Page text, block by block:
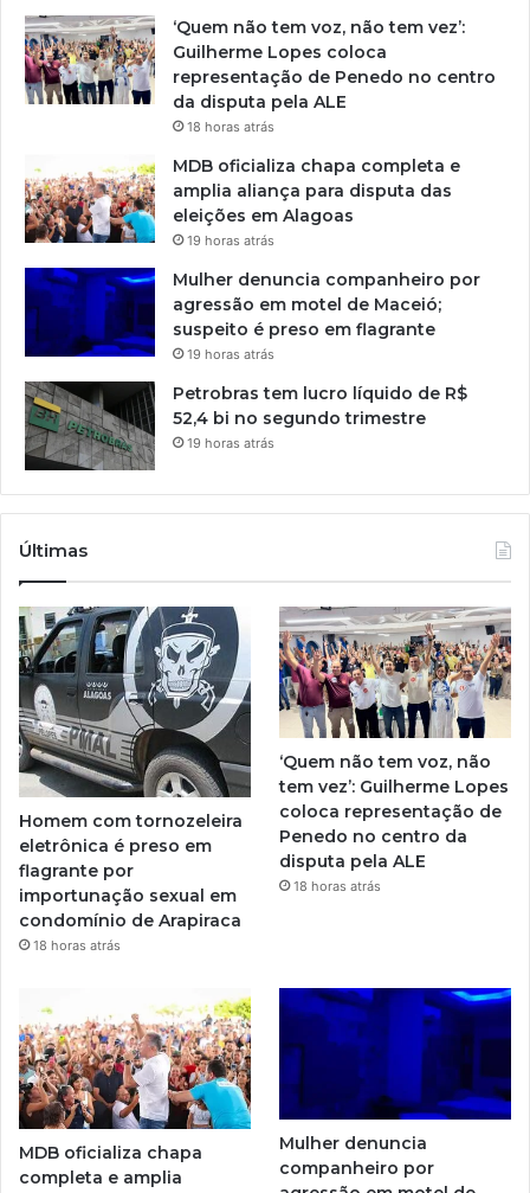
‘Quem não tem voz, não tem vez’:
Guilherme Lopes coloca
representação de Penedo no centro
da disputa pela ALE
18 horas atrás
MDB oficializa chapa completa e
amplia aliança para disputa das
eleições em Alagoas
19 horas atrás
Mulher denuncia companheiro por
agressão em motel de Maceió;
suspeito é preso em flagrante
19 horas atrás
Petrobras tem lucro líquido de R$
52,4 bi no segundo trimestre
19 horas atrás
Últimas
Homem com tornozeleira
eletrônica é preso em
flagrante por
importunação sexual em
condomínio de Arapiraca
18 horas atrás
‘Quem não tem voz, não
tem vez’: Guilherme Lopes
coloca representação de
Penedo no centro da
disputa pela ALE
18 horas atrás
MDB oficializa chapa
completa e amplia
Mulher denuncia
companheiro por